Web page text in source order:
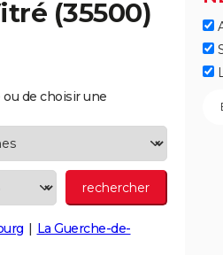
(35500)
de choisir une
La Guerche-de-